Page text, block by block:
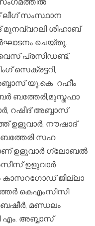
സംസ്ഥാന
ശിഹാബ്
ചെയ്തു.
പ്രസിഡണ്ട്,
യു.കെ റഹീം
റഷീദ് അബ്ബാസ്
ഉളുവാർ, നൗഷാദ്
സഹ
ഉളുവാർ ഗ്ലോബൽ
ഉളുവാർ
കാസറഗോഡ് ജില്ലാ
കെഎംസിസി
മണ്ഡലം
എം. അബ്ബാസ്